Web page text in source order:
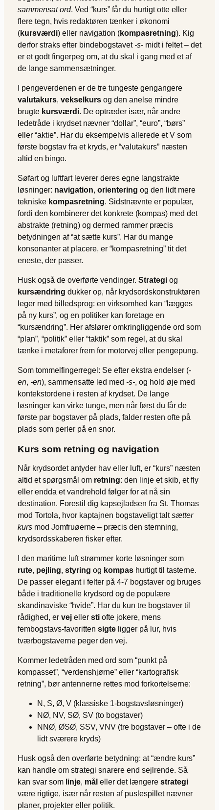
sammensat ord. Ved “kurs” får du hurtigt otte eller
flere tegn, hvis redaktøren tænker i økonomi
(kursværdi) eller navigation (kompasretning). Kig
derfor straks efter bindebogstavet -s- midt i feltet – det
er et godt fingerpeg om, at du skal i gang med et af
de lange sammensætninger.
I pengeverdenen er de tre tungeste gengangere
valutakurs, vekselkurs og den anelse mindre
brugte kursværdi. De optræder især, når andre
ledetråde i krydset nævner “dollar”, “euro”, “børs”
eller “aktie”. Har du eksempelvis allerede et V som
første bogstav fra et kryds, er “valutakurs” næsten
altid en bingo.
Søfart og luftfart leverer deres egne langstrakte
løsninger: navigation, orientering og den lidt mere
tekniske kompasretning. Sidstnævnte er populær,
fordi den kombinerer det konkrete (kompas) med det
abstrakte (retning) og dermed rammer præcis
betydningen af “at sætte kurs”. Har du mange
konsonanter at placere, er “kompasretning” tit det
eneste, der passer.
Husk også de overførte vendinger. Strategi og
kursændring dukker op, når krydsordskonstruktøren
leger med billedsprog: en virksomhed kan “lægges
på ny kurs”, og en politiker kan foretage en
“kursændring”. Her afslører omkringliggende ord som
“plan”, “politik” eller “taktik” som regel, at du skal
tænke i metaforer frem for motorvej eller pengepung.
Som tommelfingerregel: Se efter ekstra endelser (-
en, -en), sammensatte led med -s-, og hold øje med
kontekstordene i resten af krydset. De lange
løsninger kan virke tunge, men når først du får de
første par bogstaver på plads, falder resten ofte på
plads som perler på en snor.
Kurs som retning og navigation
Når krydsordet antyder hav eller luft, er “kurs” næsten
altid et spørgsmål om retning: den linje et skib, et fly
eller endda et vandrehold følger for at nå sin
destination. Forestil dig kapsejladsen fra St. Thomas
mod Tortola, hvor kaptajnen bogstaveligt taltsætter
kurs mod Jomfruøerne – præcis den stemning,
krydsordsskaberen fisker efter.
I den maritime luft strømmer korte løsninger som
rute, pejling, styring og kompas hurtigt til tasterne.
De passer elegant i felter på 4-7 bogstaver og bruges
både i traditionelle krydsord og de populære
skandinaviske “hvide”. Har du kun tre bogstaver til
rådighed, er vej eller sti ofte jokere, mens
fembogstavs-favoritten sigte ligger på lur, hvis
tværbogstaverne peger den vej.
Kommer ledetråden med ord som “punkt på
kompasset”, “verdenshjørne” eller “kartografisk
retning”, bør antennerne rettes mod forkortelserne:
N, S, Ø, V (klassiske 1-bogstavsløsninger)
NØ, NV, SØ, SV (to bogstaver)
NNØ, ØSØ, SSV, VNV (tre bogstaver – ofte i de
lidt sværere kryds)
Husk også den overførte betydning: at “ændre kurs”
kan handle om strategi snarere end sejlrende. Så
kan svar som linje, mål eller det længere strategi
være rigtige, især når resten af puslespillet nævner
planer, projekter eller politik.